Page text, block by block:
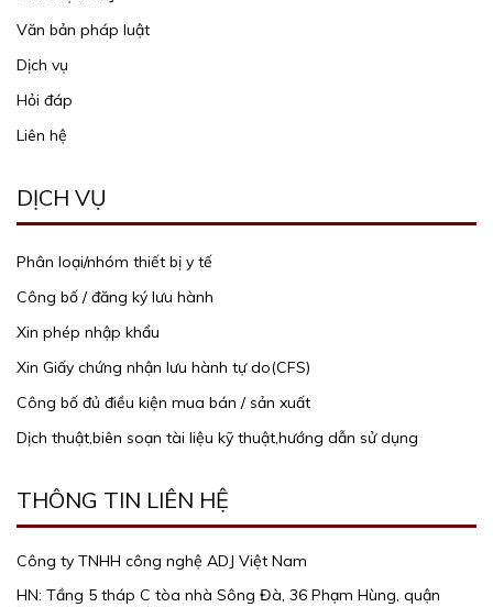
Văn bản pháp luật
Dịch vụ
Hỏi đáp
Liên hệ
DỊCH VỤ
Phân loại/nhóm thiết bị y tế
Công bố / đăng ký lưu hành
Xin phép nhập khẩu
Xin Giấy chứng nhận lưu hành tự do(CFS)
Công bố đủ điều kiện mua bán / sản xuất
Dịch thuật,biên soạn tài liệu kỹ thuật,hướng dẫn sử dụng
THÔNG TIN LIÊN HỆ
Công ty TNHH công nghệ ADJ Việt Nam
HN: Tầng 5 tháp C tòa nhà Sông Đà, 36 Phạm Hùng, quận